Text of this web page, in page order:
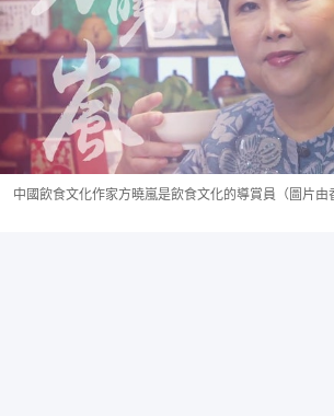
中國飲食文化作家方曉嵐是飲食文化的導賞員（圖片由